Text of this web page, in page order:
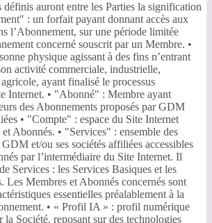
définis auront entre les Parties la signification
: un forfait payant donnant accès aux
l’Abonnement, sur une période limitée
concerné souscrit par un Membre. •
physique agissant à des fins n’entrant
activité commerciale, industrielle,
ayant finalisé le processus
Internet. • "Abonné" : Membre ayant
des Abonnements proposés par GDM
• "Compte" : espace du Site Internet
Abonnés. • "Services" : ensemble des
et/ou ses sociétés affiliées accessibles
par l’intermédiaire du Site Internet. Il
Services : les Services Basiques et les
Les Membres et Abonnés concernés sont
essentielles préalablement à la
• « Profil IA » : profil numérique
la Société, reposant sur des technologies